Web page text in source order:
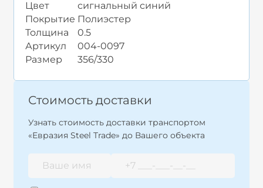
Цвет
сигнальный синий
Покрытие Полиэстер
Толщина
0.5
Артикул
004-0097
Размер
356/330
Стоимость доставки
Узнать стоимость доставки транспортом
«Евразия Steel Trade» до Вашего объекта